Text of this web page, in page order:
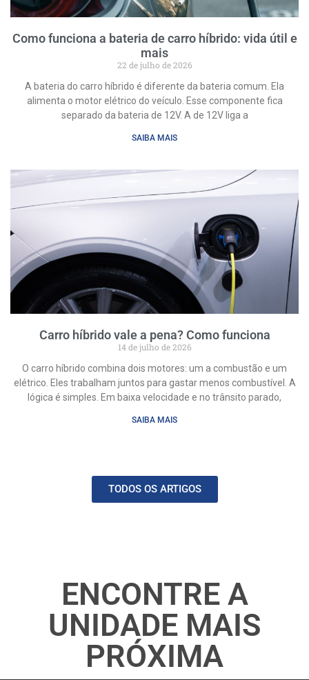
Como funciona a bateria de carro híbrido: vida útil e
mais
22 de julho de 2026
A bateria do carro híbrido é diferente da bateria comum. Ela
alimenta o motor elétrico do veículo. Esse componente fica
separado da bateria de 12V. A de 12V liga a
SAIBA MAIS
Carro híbrido vale a pena? Como funciona
14 de julho de 2026
O carro híbrido combina dois motores: um a combustão e um
elétrico. Eles trabalham juntos para gastar menos combustível. A
lógica é simples. Em baixa velocidade e no trânsito parado,
SAIBA MAIS
TODOS OS ARTIGOS
ENCONTRE A
UNIDADE MAIS
PRÓXIMA